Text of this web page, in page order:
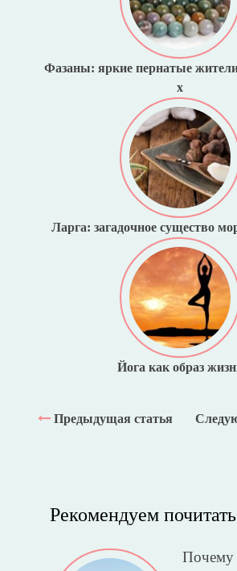
Фазаны: яркие пернатые
x
Ларга: загадочное существо
Йога как образ
Предыдущая статья
Рекомендуем почитать
Почему